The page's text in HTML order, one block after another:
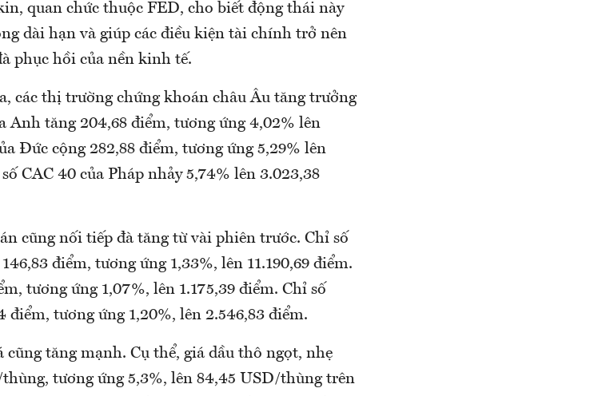
quan chức thuộc FED, cho biết động thái này
dài hạn và giúp các điều kiện tài chính trở nên
phục hồi của nền kinh tế.
các thị trường chứng khoán châu Âu tăng trưởng
Anh tăng 204,68 điểm, tương ứng 4,02% lên
Đức cộng 282,88 điểm, tương ứng 5,29% lên
CAC 40 của Pháp nhảy 5,74% lên 3.023,38
cũng nối tiếp đà tăng từ vài phiên trước. Chỉ số
điểm, tương ứng 1,33%, lên 11.190,69 điểm.
tương ứng 1,07%, lên 1.175,39 điểm. Chỉ số
điểm, tương ứng 1,20%, lên 2.546,83 điểm.
tăng mạnh. Cụ thể, giá dầu thô ngọt, nhẹ
tương ứng 5,3%, lên 84,45 USD/thùng trên